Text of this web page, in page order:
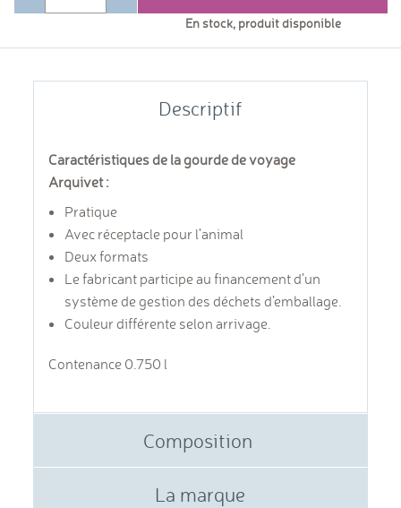
En stock, produit disponible
Descriptif
Caractéristiques de la gourde de voyage
Arquivet :
Pratique
Avec réceptacle pour l'animal
Deux formats
Le fabricant participe au financement d’un
système de gestion des déchets d’emballage.
Couleur différente selon arrivage.
Contenance 0.750 l
Composition
La marque